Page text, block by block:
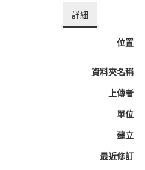
詳細
位置
資料夾名稱
上傳者
單位
建立
最近修訂